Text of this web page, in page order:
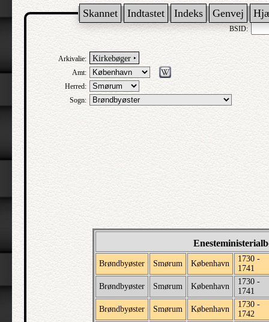
Skannet Indtastet Indeks Genvej
BSID:
Arkivalie: Kirkebøger ‣
Amt:
Herred:
Sogn:
Brøndbyøster Smørum København
1730 -
1741
Brøndbyøster
Smørum København
1730 -
1741
Brøndbyøster
Smørum København
1730 -
1742